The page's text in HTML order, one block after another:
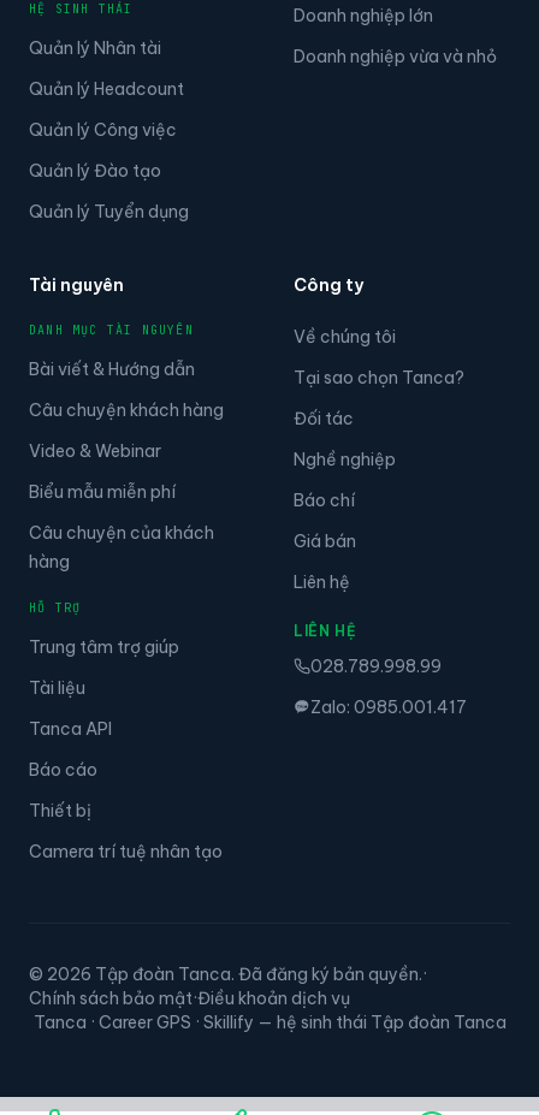
HỆ SINH THÁI
Quản lý Nhân tài
Quản lý Headcount
Quản lý Công việc
Quản lý Đào tạo
Quản lý Tuyển dụng
Doanh nghiệp lớn
Doanh nghiệp vừa và nhỏ
Tài nguyên
DANH MỤC TÀI NGUYÊN
Bài viết & Hướng dẫn
Câu chuyện khách hàng
Video & Webinar
Biểu mẫu miễn phí
Câu chuyện của khách
hàng
HỖ TRỢ
Trung tâm trợ giúp
Tài liệu
Tanca API
Báo cáo
Thiết bị
Camera trí tuệ nhân tạo
Công ty
Về chúng tôi
Tại sao chọn Tanca?
Đối tác
Nghề nghiệp
Báo chí
Giá bán
Liên hệ
LIÊN HỆ
028.789.998.99
Zalo: 0985.001.417
© 2026 Tập đoàn Tanca. Đã đăng ký bản quyền.·
Chính sách bảo mật·Điều khoản dịch vụ
Tanca · Career GPS · Skillify — hệ sinh thái Tập đoàn Tanca